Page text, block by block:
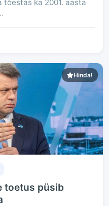
tõestas ka 2001. aasta
Hinda!
toetus püsib